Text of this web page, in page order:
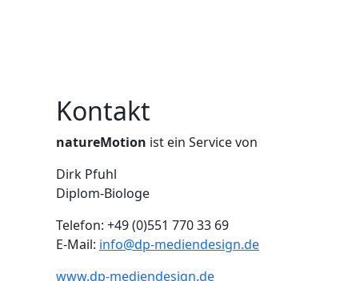
Kontakt
natureMotion ist ein Service von
Dirk Pfuhl
Diplom-Biologe
Telefon: +49 (0)551 770 33 69
E-Mail: info@dp-mediendesign.de
www.dp-mediendesign.de